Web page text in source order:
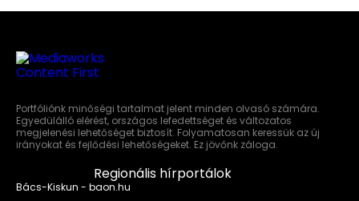
Portfóliónk minőségi tartalmat jelent minden olvasó számára.
Egyedülálló elérést, országos lefedettséget és változatos
megjelenési lehetőséget biztosít. Folyamatosan keressük az új
irányokat és fejlődési lehetőségeket. Ez jövőnk záloga.
Regionális hírportálok
Bács-Kiskun - baon.hu